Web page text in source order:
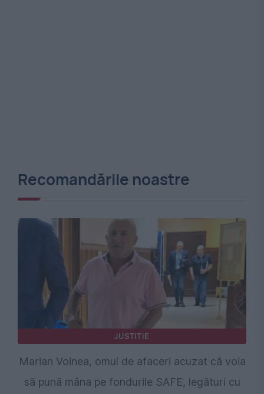
Recomandările noastre
JUSTITIE
Marian Voinea, omul de afaceri acuzat că voia
să pună mâna pe fondurile SAFE, legături cu